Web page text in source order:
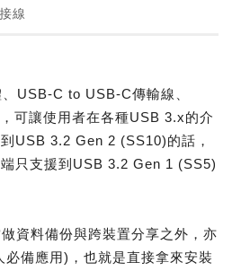
線
USB-C to USB-C傳輸線、
可讓使用者在各種USB 3.x的介
USB 3.2 Gen 2 (SS10)的話，
只支援到USB 3.2 Gen 1 (SS5)
資料備份與跨裝置分享之外，亦
備應用)，也就是直接拿來安裝